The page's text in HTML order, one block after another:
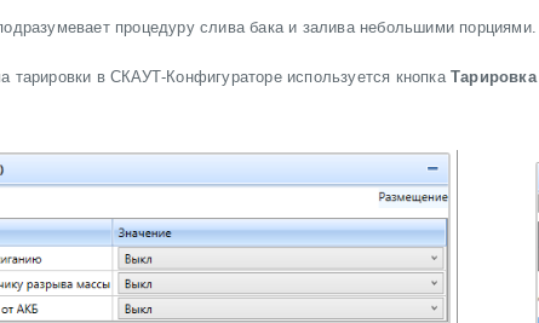
процедуру слива бака и залива небольшими порциями.
тарировки в СКАУТ-Конфигураторе используется кнопка Тарировка